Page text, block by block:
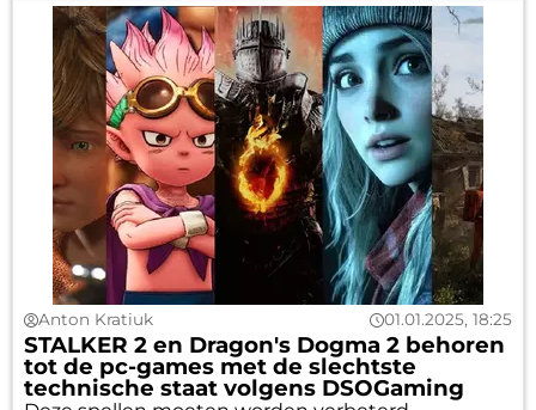
Anton Kratiuk 01.01.2025, 18:25
STALKER 2 en Dragon's Dogma 2 behoren
tot de pc-games met de slechtste
technische staat volgens DSOGaming